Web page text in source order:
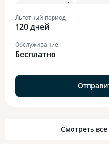
ДЛЯ ПУТЕШЕСТВИЙ
ОПЛАТА
Льготный период
120 дней
Обслуживание
Бесплатно
Смотреть